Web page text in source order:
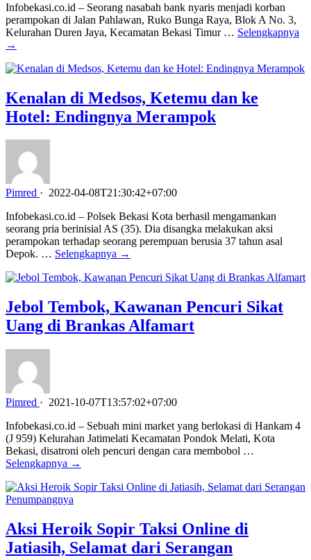
Infobekasi.co.id – Seorang nasabah bank nyaris menjadi korban
perampokan di Jalan Pahlawan, Ruko Bunga Raya, Blok A No. 3,
Kelurahan Duren Jaya, Kecamatan Bekasi Timur … Selengkapnya
→
Kenalan di Medsos, Ketemu dan ke
Hotel: Endingnya Merampok
Pimred · 2022-04-08T21:30:42+07:00
Infobekasi.co.id – Polsek Bekasi Kota berhasil mengamankan
seorang pria berinisial AS (35). Dia disangka melakukan aksi
perampokan terhadap seorang perempuan berusia 37 tahun asal
Depok. … Selengkapnya →
Jebol Tembok, Kawanan Pencuri Sikat
Uang di Brankas Alfamart
Pimred · 2021-10-07T13:57:02+07:00
Infobekasi.co.id – Sebuah mini market yang berlokasi di Hankam 4
(J 959) Kelurahan Jatimelati Kecamatan Pondok Melati, Kota
Bekasi, disatroni oleh pencuri dengan cara membobol …
Selengkapnya →
Aksi Heroik Sopir Taksi Online di
Jatiasih, Selamat dari Serangan